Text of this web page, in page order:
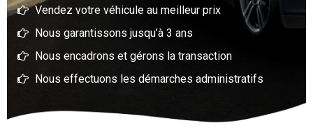
Vendez votre véhicule au meilleur prix
Nous garantissons jusqu’à 3 ans
Nous encadrons et gérons la transaction
Nous effectuons les démarches administratifs